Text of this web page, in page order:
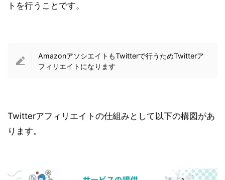
トを行うことです。
AmazonアソシエイトもTwitterで行うためTwitterア
フィリエイトになります
Twitterアフィリエイトの仕組みとして以下の構図があ
ります。